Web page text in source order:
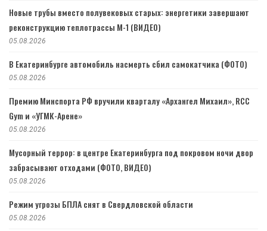
Новые трубы вместо полувековых старых: энергетики завершают
реконструкцию теплотрассы М-1 (ВИДЕО)
05.08.2026
В Екатеринбурге автомобиль насмерть сбил самокатчика (ФОТО)
05.08.2026
Премию Минспорта РФ вручили кварталу «Архангел Михаил», RCC
Gym и «УГМК-Арене»
05.08.2026
Мусорный террор: в центре Екатеринбурга под покровом ночи двор
забрасывают отходами (ФОТО, ВИДЕО)
05.08.2026
Режим угрозы БПЛА снят в Свердловской области
05.08.2026